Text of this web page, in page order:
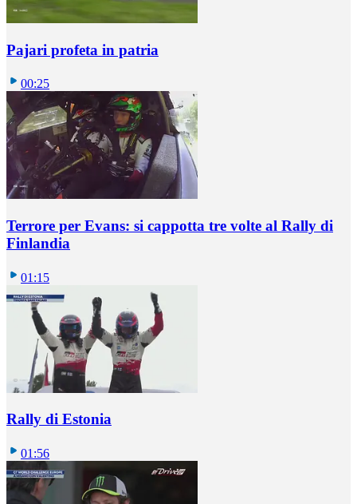
Pajari profeta in patria
00:25
Terrore per Evans: si cappotta tre volte al Rally di
Finlandia
01:15
Rally di Estonia
01:56